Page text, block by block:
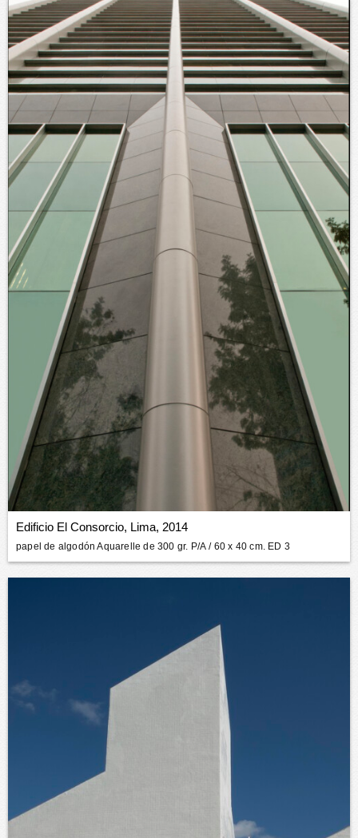
Edificio El Consorcio, Lima, 2014
papel de algodón Aquarelle de 300 gr. P/A / 60 x 40 cm. ED 3